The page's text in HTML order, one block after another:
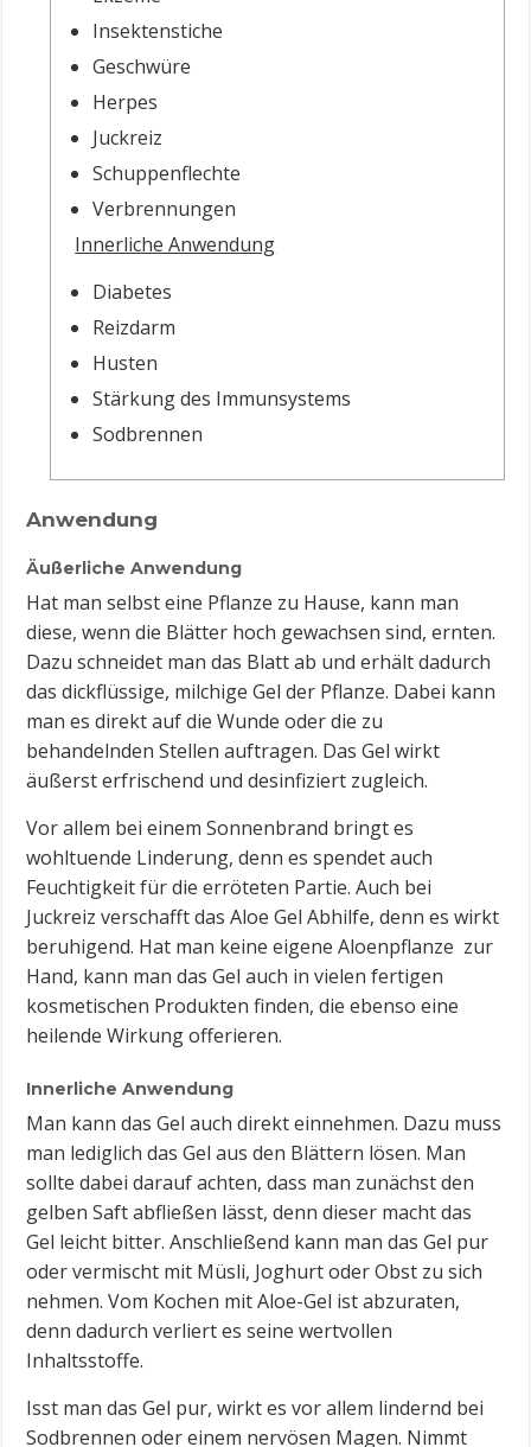
Insektenstiche
Geschwüre
Herpes
Juckreiz
Schuppenflechte
Verbrennungen
Innerliche Anwendung
Diabetes
Reizdarm
Husten
Stärkung des Immunsystems
Sodbrennen
Anwendung
Äußerliche Anwendung
Hat man selbst eine Pflanze zu Hause, kann man
diese, wenn die Blätter hoch gewachsen sind, ernten.
Dazu schneidet man das Blatt ab und erhält dadurch
das dickflüssige, milchige Gel der Pflanze. Dabei kann
man es direkt auf die Wunde oder die zu
behandelnden Stellen auftragen. Das Gel wirkt
äußerst erfrischend und desinfiziert zugleich.
Vor allem bei einem Sonnenbrand bringt es
wohltuende Linderung, denn es spendet auch
Feuchtigkeit für die erröteten Partie. Auch bei
Juckreiz verschafft das Aloe Gel Abhilfe, denn es wirkt
beruhigend. Hat man keine eigene Aloenpflanze zur
Hand, kann man das Gel auch in vielen fertigen
kosmetischen Produkten finden, die ebenso eine
heilende Wirkung offerieren.
Innerliche Anwendung
Man kann das Gel auch direkt einnehmen. Dazu muss
man lediglich das Gel aus den Blättern lösen. Man
sollte dabei darauf achten, dass man zunächst den
gelben Saft abfließen lässt, denn dieser macht das
Gel leicht bitter. Anschließend kann man das Gel pur
oder vermischt mit Müsli, Joghurt oder Obst zu sich
nehmen. Vom Kochen mit Aloe-Gel ist abzuraten,
denn dadurch verliert es seine wertvollen
Inhaltsstoffe.
Isst man das Gel pur, wirkt es vor allem lindernd bei
Sodbrennen oder einem nervösen Magen. Nimmt